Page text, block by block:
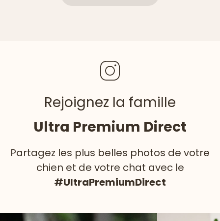
Rejoignez la famille
Ultra Premium Direct
Partagez les plus belles photos de votre
chien et de votre chat avec le
#UltraPremiumDirect